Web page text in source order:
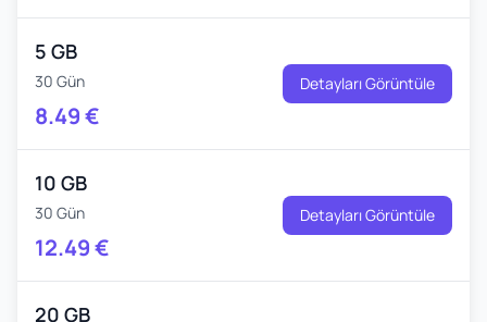
5 GB
30 Gün
8.49€
Detayları Görüntüle
10 GB
30 Gün
12.49€
Detayları Görüntüle
20 GB